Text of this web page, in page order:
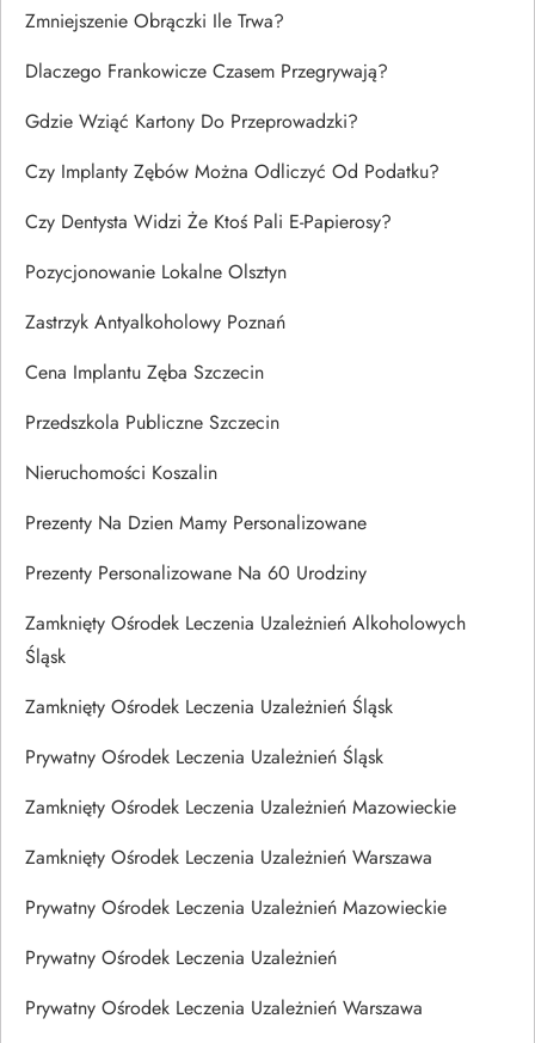
Zmniejszenie Obrączki Ile Trwa?
Dlaczego Frankowicze Czasem Przegrywają?
Gdzie Wziąć Kartony Do Przeprowadzki?
Czy Implanty Zębów Można Odliczyć Od Podatku?
Czy Dentysta Widzi Że Ktoś Pali E-Papierosy?
Pozycjonowanie Lokalne Olsztyn
Zastrzyk Antyalkoholowy Poznań
Cena Implantu Zęba Szczecin
Przedszkola Publiczne Szczecin
Nieruchomości Koszalin
Prezenty Na Dzien Mamy Personalizowane
Prezenty Personalizowane Na 60 Urodziny
Zamknięty Ośrodek Leczenia Uzależnień Alkoholowych
Śląsk
Zamknięty Ośrodek Leczenia Uzależnień Śląsk
Prywatny Ośrodek Leczenia Uzależnień Śląsk
Zamknięty Ośrodek Leczenia Uzależnień Mazowieckie
Zamknięty Ośrodek Leczenia Uzależnień Warszawa
Prywatny Ośrodek Leczenia Uzależnień Mazowieckie
Prywatny Ośrodek Leczenia Uzależnień
Prywatny Ośrodek Leczenia Uzależnień Warszawa